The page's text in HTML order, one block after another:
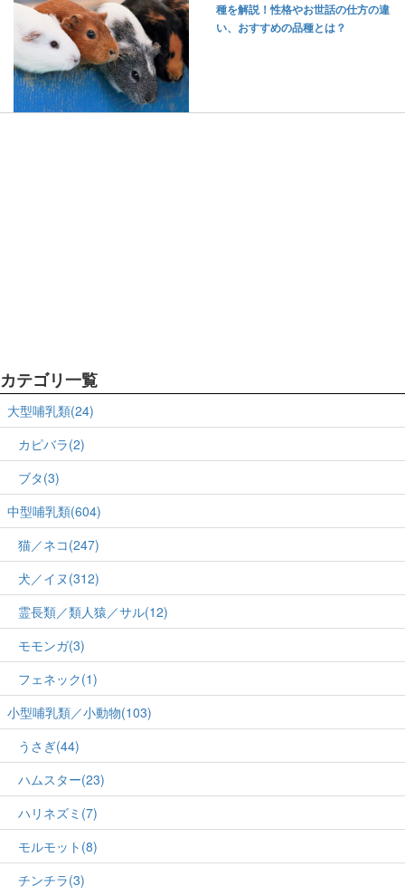
種を解説！性格やお世話の仕方の違
い、おすすめの品種とは？
カテゴリ一覧
大型哺乳類(24)
カピバラ(2)
ブタ(3)
中型哺乳類(604)
猫／ネコ(247)
犬／イヌ(312)
霊長類／類人猿／サル(12)
モモンガ(3)
フェネック(1)
小型哺乳類／小動物(103)
うさぎ(44)
ハムスター(23)
ハリネズミ(7)
モルモット(8)
チンチラ(3)